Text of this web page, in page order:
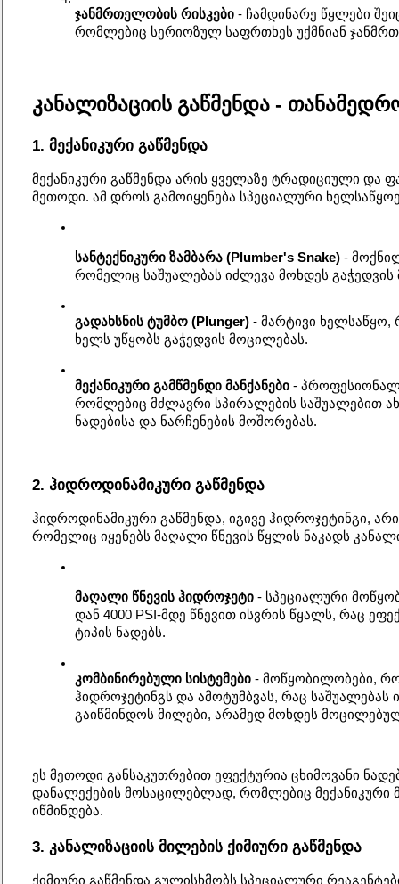
ჯანმრთელობის რისკები - ჩამდინარე წყლები
რომლებიც სერიოზულ საფრთხეს უქმნიან
კანალიზაციის გაწმენდა -
1. მექანიკური გაწმენდა
მექანიკური გაწმენდა არის ყველაზე ტრადიციული და
მეთოდი. ამ დროს გამოიყენება სპეციალური
სანტექნიკური ზამბარა (Plumber's Snake) -
რომელიც საშუალებას იძლევა მოხდეს გაჭედვის
გადახსნის ტუმბო (Plunger) - მარტივი ხელსაწყო,
ხელს უწყობს გაჭედვის მოცილებას.
მექანიკური გამწმენდი მანქანები -
რომლებიც მძლავრი სპირალების საშუალებით
ნადებისა და ნარჩენების მოშორებას.
2. ჰიდროდინამიკური გაწმენდა
ჰიდროდინამიკური გაწმენდა, იგივე ჰიდროჯეტინგი,
რომელიც იყენებს მაღალი წნევის წყლის ნაკადს
მაღალი წნევის ჰიდროჯეტი - სპეციალური
დან 4000 PSI-მდე წნევით ისვრის წყალს, რაც
ტიპის ნადებს.
კომბინირებული სისტემები - მოწყობილობები,
ჰიდროჯეტინგს და ამოტუმბვას, რაც
გაიწმინდოს მილები, არამედ მოხდეს
ეს მეთოდი განსაკუთრებით ეფექტურია ცხიმოვანი
დანალექების მოსაცილებლად, რომლებიც
იწმინდება.
3. კანალიზაციის მილების ქიმიური გაწმენდა
ქიმიური გაწმენდა გულისხმობს სპეციალური